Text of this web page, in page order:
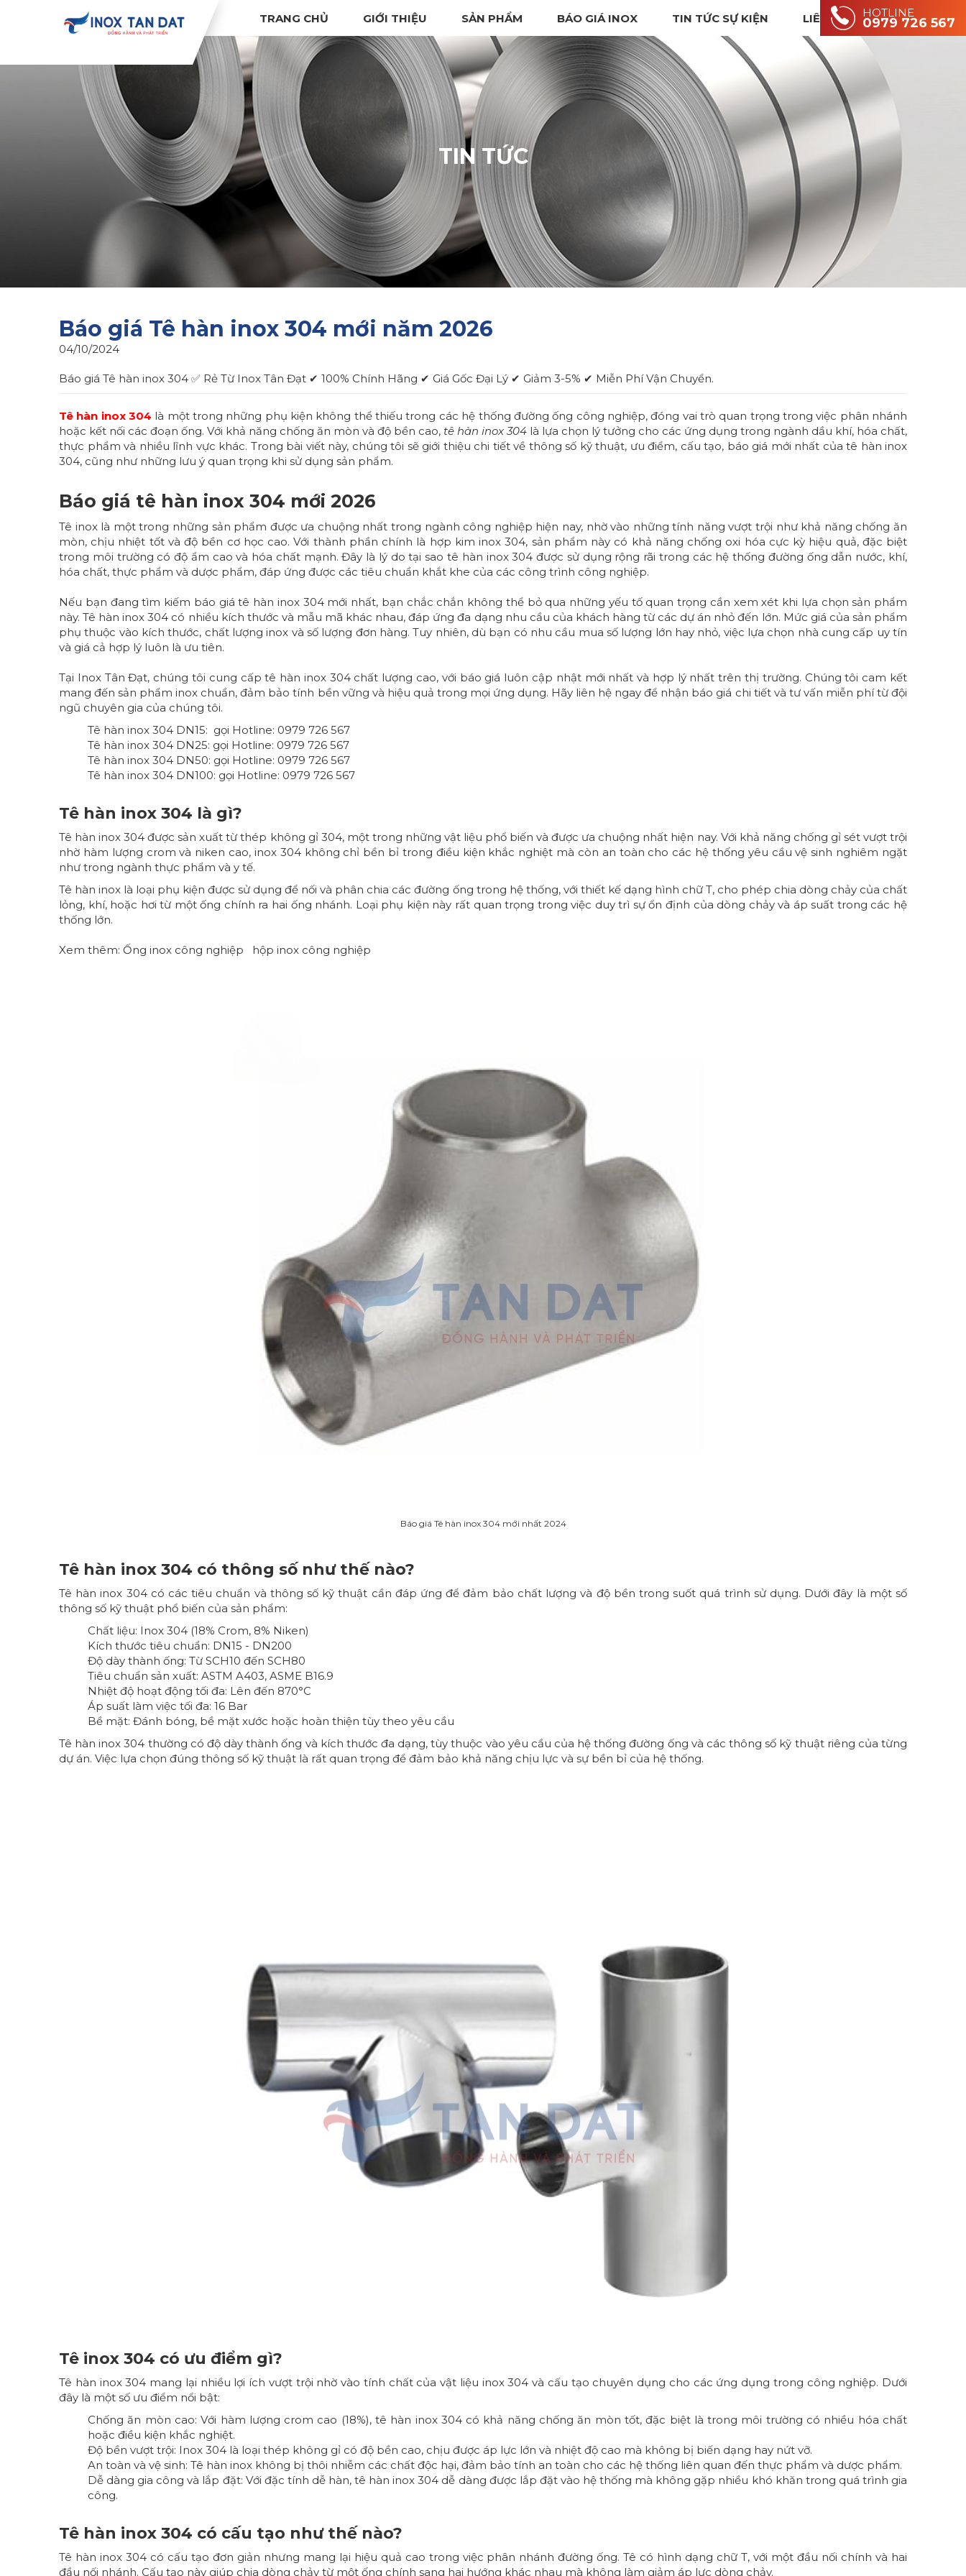
TRANG CHỦ GIỚI THIỆU SẢN PHẨM BÁO GIÁ INOX TIN TỨC SỰ KIỆN LIÊN HỆ HOTLINE
0979 726 567
TIN TỨC
Báo giá Tê hàn inox 304 mới năm 2026
04/10/2024
Báo giá Tê hàn inox 304 ✅ Rẻ Từ Inox Tân Đạt ✔ 100% Chính Hãng ✔ Giá Gốc Đại Lý ✔ Giảm 3-5% ✔ Miễn Phí Vận Chuyển.
Tê hàn inox 304 là một trong những phụ kiện không thể thiếu trong các hệ thống đường ống công nghiệp, đóng vai trò quan trọng trong việc phân nhánh
hoặc kết nối các đoạn ống. Với khả năng chống ăn mòn và độ bền cao, tê hàn inox 304 là lựa chọn lý tưởng cho các ứng dụng trong ngành dầu khí, hóa chất,
thực phẩm và nhiều lĩnh vực khác. Trong bài viết này, chúng tôi sẽ giới thiệu chi tiết về thông số kỹ thuật, ưu điểm, cấu tạo, báo giá mới nhất của tê hàn inox
304, cũng như những lưu ý quan trọng khi sử dụng sản phẩm.
Báo giá tê hàn inox 304 mới 2026
Tê inoxlà một trong những sản phẩm được ưa chuộng nhất trong ngành công nghiệp hiện nay, nhờ vào những tính năng vượt trội như khả năng chống ăn
mòn, chịu nhiệt tốt và độ bền cơ học cao. Với thành phần chính là hợp kim inox 304, sản phẩm này có khả năng chống oxi hóa cực kỳ hiệu quả, đặc biệt
trong môi trường có độ ẩm cao và hóa chất mạnh. Đây là lý do tại sao tê hàn inox 304 được sử dụng rộng rãi trong các hệ thống đường ống dẫn nước, khí,
hóa chất, thực phẩm và dược phẩm, đáp ứng được các tiêu chuẩn khắt khe của các công trình công nghiệp.
Nếu bạn đang tìm kiếm báo giá tê hàn inox 304 mới nhất, bạn chắc chắn không thể bỏ qua những yếu tố quan trọng cần xem xét khi lựa chọn sản phẩm
này. Tê hàn inox 304 có nhiều kích thước và mẫu mã khác nhau, đáp ứng đa dạng nhu cầu của khách hàng từ các dự án nhỏ đến lớn. Mức giá của sản phẩm
phụ thuộc vào kích thước, chất lượng inox và số lượng đơn hàng. Tuy nhiên, dù bạn có nhu cầu mua số lượng lớn hay nhỏ, việc lựa chọn nhà cung cấp uy tín
và giá cả hợp lý luôn là ưu tiên.
Tại Inox Tân Đạt, chúng tôi cung cấp tê hàn inox 304 chất lượng cao, với báo giá luôn cập nhật mới nhất và hợp lý nhất trên thị trường. Chúng tôi cam kết
mang đến sản phẩm inox chuẩn, đảm bảo tính bền vững và hiệu quả trong mọi ứng dụng. Hãy liên hệ ngay để nhận báo giá chi tiết và tư vấn miễn phí từ đội
ngũ chuyên gia của chúng tôi.
Tê hàn inox 304 DN15: gọi Hotline: 0979 726 567
Tê hàn inox 304 DN25: gọi Hotline: 0979 726 567
Tê hàn inox 304 DN50: gọi Hotline: 0979 726 567
Tê hàn inox 304 DN100: gọi Hotline: 0979 726 567
Tê hàn inox 304 là gì?
Tê hàn inox 304 được sản xuất từ thép không gỉ 304, một trong những vật liệu phổ biến và được ưa chuộng nhất hiện nay. Với khả năng chống gỉ sét vượt trội
nhờ hàm lượng crom và niken cao, inox 304 không chỉ bền bỉ trong điều kiện khắc nghiệt mà còn an toàn cho các hệ thống yêu cầu vệ sinh nghiêm ngặt
như trong ngành thực phẩm và y tế.
Tê hàn inox là loại phụ kiện được sử dụng để nối và phân chia các đường ống trong hệ thống, với thiết kế dạng hình chữ T, cho phép chia dòng chảy của chất
lỏng, khí, hoặc hơi từ một ống chính ra hai ống nhánh. Loại phụ kiện này rất quan trọng trong việc duy trì sự ổn định của dòng chảy và áp suất trong các hệ
thống lớn.
Xem thêm: Ống inox công nghiệp hộp inox công nghiệp
Báo giá Tê hàn inox 304 mới nhất 2024
Tê hàn inox 304 có thông số như thế nào?
Tê hàn inox 304 có các tiêu chuẩn và thông số kỹ thuật cần đáp ứng để đảm bảo chất lượng và độ bền trong suốt quá trình sử dụng. Dưới đây là một số
thông số kỹ thuật phổ biến của sản phẩm:
Chất liệu: Inox 304 (18% Crom, 8% Niken)
Kích thước tiêu chuẩn: DN15 - DN200
Độ dày thành ống: Từ SCH10 đến SCH80
Tiêu chuẩn sản xuất: ASTM A403, ASME B16.9
Nhiệt độ hoạt động tối đa: Lên đến 870°C
Áp suất làm việc tối đa: 16 Bar
Bề mặt: Đánh bóng, bề mặt xước hoặc hoàn thiện tùy theo yêu cầu
Tê hàn inox 304 thường có độ dày thành ống và kích thước đa dạng, tùy thuộc vào yêu cầu của hệ thống đường ống và các thông số kỹ thuật riêng của từng
dự án. Việc lựa chọn đúng thông số kỹ thuật là rất quan trọng để đảm bảo khả năng chịu lực và sự bền bỉ của hệ thống.
Tê inox 304 có ưu điểm gì?
Tê hàn inox 304 mang lại nhiều lợi ích vượt trội nhờ vào tính chất của vật liệu inox 304 và cấu tạo chuyên dụng cho các ứng dụng trong công nghiệp. Dưới
đây là một số ưu điểm nổi bật:
Chống ăn mòn cao: Với hàm lượng crom cao (18%), tê hàn inox 304 có khả năng chống ăn mòn tốt, đặc biệt là trong môi trường có nhiều hóa chất
hoặc điều kiện khắc nghiệt.
Độ bền vượt trội: Inox 304 là loại thép không gỉ có độ bền cao, chịu được áp lực lớn và nhiệt độ cao mà không bị biến dạng hay nứt vỡ.
An toàn và vệ sinh: Tê hàn inox không bị thôi nhiễm các chất độc hại, đảm bảo tính an toàn cho các hệ thống liên quan đến thực phẩm và dược phẩm.
Dễ dàng gia công và lắp đặt: Với đặc tính dễ hàn, tê hàn inox 304 dễ dàng được lắp đặt vào hệ thống mà không gặp nhiều khó khăn trong quá trình gia
công.
Tê hàn inox 304 có cấu tạo như thế nào?
Tê hàn inox 304 có cấu tạo đơn giản nhưng mang lại hiệu quả cao trong việc phân nhánh đường ống. Tê có hình dạng chữ T, với một đầu nối chính và hai
đầu nối nhánh. Cấu tạo này giúp chia dòng chảy từ một ống chính sang hai hướng khác nhau mà không làm giảm áp lực dòng chảy.